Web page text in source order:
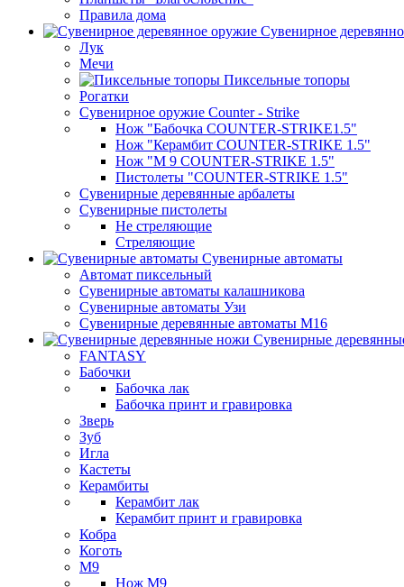
Правила дома
Сувенирное
Лук
Мечи
Пиксельные топоры
Рогатки
Сувенирное оружие Counter - Strike
Нож "Бабочка COUNTER-STRIKE1.5"
Нож "Керамбит COUNTER-STRIKE 1.5"
Нож "М 9 COUNTER-STRIKE 1.5"
Пистолеты "COUNTER-STRIKE 1.5"
Сувенирные деревянные арбалеты
Сувенирные пистолеты
Не стреляющие
Стреляющие
Сувенирные автоматы
Автомат пиксельный
Сувенирные автоматы калашникова
Сувенирные автоматы Узи
Сувенирные деревянные автоматы М16
Сувенирные
FANTASY
Бабочки
Бабочка лак
Бабочка принт и гравировка
Зверь
Зуб
Игла
Кастеты
Керамбиты
Керамбит лак
Керамбит принт и гравировка
Кобра
Коготь
М9
Нож М9